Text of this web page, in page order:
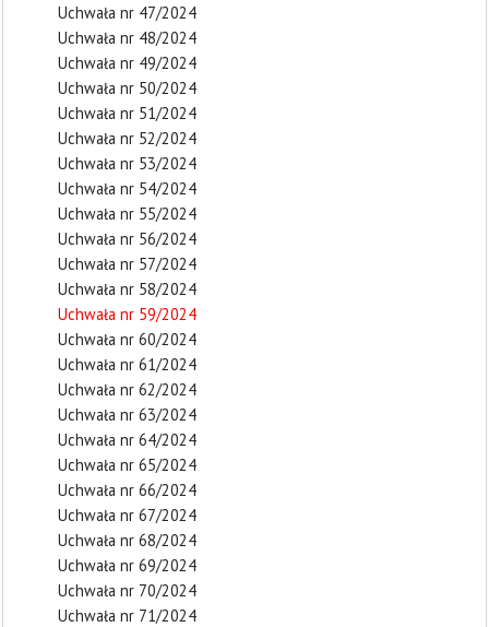
Uchwała nr 47/2024
Uchwała nr 48/2024
Uchwała nr 49/2024
Uchwała nr 50/2024
Uchwała nr 51/2024
Uchwała nr 52/2024
Uchwała nr 53/2024
Uchwała nr 54/2024
Uchwała nr 55/2024
Uchwała nr 56/2024
Uchwała nr 57/2024
Uchwała nr 58/2024
Uchwała nr 59/2024
Uchwała nr 60/2024
Uchwała nr 61/2024
Uchwała nr 62/2024
Uchwała nr 63/2024
Uchwała nr 64/2024
Uchwała nr 65/2024
Uchwała nr 66/2024
Uchwała nr 67/2024
Uchwała nr 68/2024
Uchwała nr 69/2024
Uchwała nr 70/2024
Uchwała nr 71/2024